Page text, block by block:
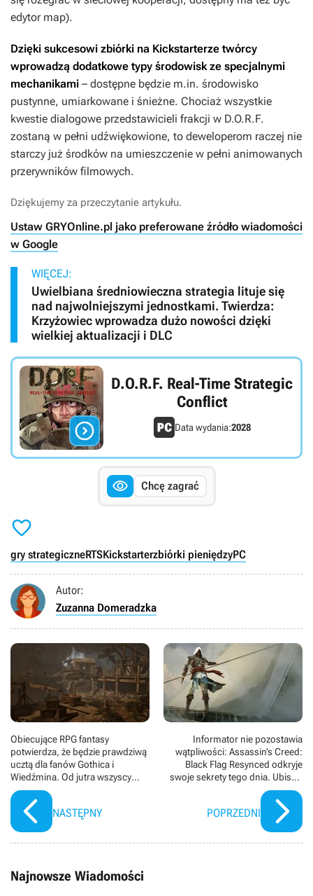
edytor map).
Dzięki sukcesowi zbiórki na Kickstarterze twórcy
wprowadzą dodatkowe typy środowisk ze specjalnymi
mechanikami – dostępne będzie m.in. środowisko
pustynne, umiarkowane i śnieżne. Chociaż wszystkie
kwestie dialogowe przedstawicieli frakcji w D.O.R.F.
zostaną w pełni udźwiękowione, to deweloperom raczej nie
starczy już środków na umieszczenie w pełni animowanych
przerywników filmowych.
Dziękujemy za przeczytanie artykułu.
Ustaw GRYOnline.pl jako preferowane źródło wiadomości
w Google
WIĘCEJ:
Uwielbiana średniowieczna strategia lituje się
nad najwolniejszymi jednostkami. Twierdza:
Krzyżowiec wprowadza dużo nowości dzięki
wielkiej aktualizacji i DLC

D.O.R.F. Real-Time Strategic
Conflict
Data wydania:2028
 Chcę zagrać

gry strategiczneRTSKickstarterzbiórki pieniędzyPC
Autor:
Zuzanna Domeradzka
Obiecujące RPG fantasy
potwierdza, że będzie prawdziwą
ucztą dla fanów Gothica i
Wiedźmina. Od jutra wszyscy
gracze zagrają za darmo w
Asterfel na Steam
NASTĘPNY
Informator nie pozostawia
wątpliwości: Assassin’s Creed:
Black Flag Resynced odkryje
swoje sekrety tego dnia. Ubisoft
przypadkowo ujawnił nowego
Edwarda Kenwaya
POPRZEDNI
Najnowsze Wiadomości